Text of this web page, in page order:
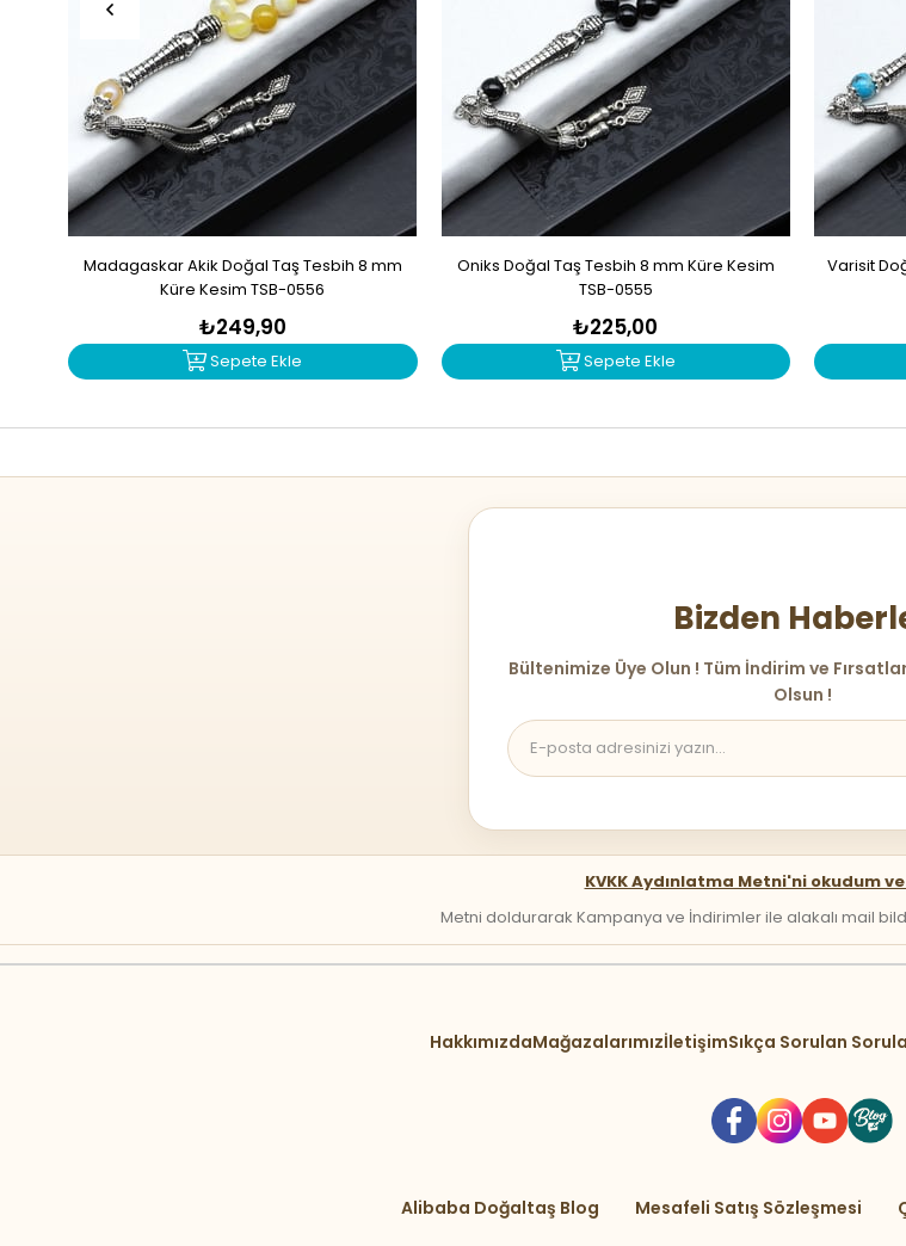
Madagaskar Akik Doğal Taş Tesbih 8 mm
Küre Kesim TSB-0556
₺249,90
Sepete Ekle
Oniks Doğal Taş Tesbih 8 mm Küre Kesim
TSB-0555
₺225,00
Sepete Ekle
Varisit
Bizden
Bültenimize Üye Olun ! Tüm İndirim ve
Olsun !
KVKK Aydınlatma Metni'ni okudum
Metni doldurarak Kampanya ve İndirimler ile alakalı mail
HakkımızdaMağazalarımızİletişimSıkça Sorulan
Alibaba Doğaltaş Blog Mesafeli Satış Sözleşmesi